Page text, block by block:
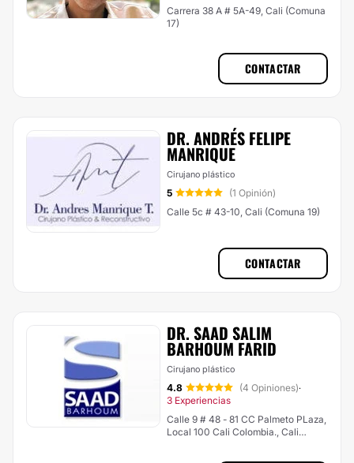
Carrera 38 A # 5A-49, Cali (Comuna
17)
CONTACTAR
DR. ANDRÉS FELIPE
MANRIQUE
Cirujano plástico
5
(1 Opinión)
Calle 5c # 43-10, Cali (Comuna 19)
CONTACTAR
DR. SAAD SALIM
BARHOUM FARID
Cirujano plástico
4.8 (4 Opiniones)·
3 Experiencias
Calle 9 # 48 - 81 CC Palmeto PLaza,
Local 100 Cali Colombia., Cali